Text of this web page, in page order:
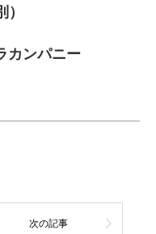
カンパニー
次の記事